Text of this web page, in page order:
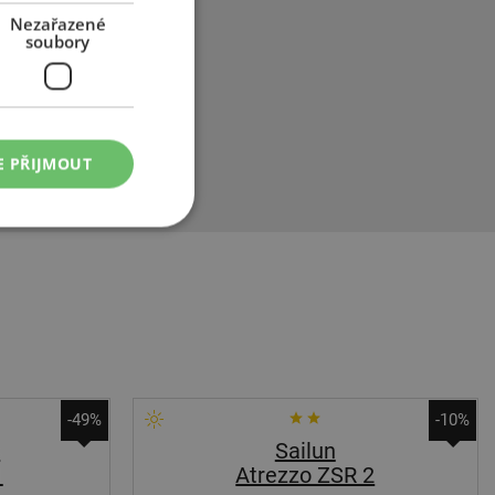
odezva
blok pro
rychlost pro
N*Fera
-49% -10%
Sailun
Atrezzo ZSR 2
Nezařazené
soubory
PŘIJMOUT